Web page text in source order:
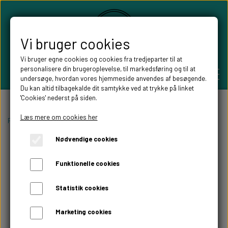
PERSONLIGE GAVER
BRYLLUPS GAVER
DÅBSGAVER/ NAVNGIVNING
SKILTE TIL FESTEN
WILLOW TREE FIGURER
WILLOW TREE BRYLLUPS FIGURER
Forside pote med navn
Vi bruger cookies
Vi bruger egne cookies og cookies fra tredjeparter til at
personalisere din brugeroplevelse, til markedsføring og til at
undersøge, hvordan vores hjemmeside anvendes af besøgende.
Du kan altid tilbagekalde dit samtykke ved at trykke på linket
'Cookies' nederst på siden.
Læs mere om cookies her
Nødvendige cookies
Funktionelle cookies
Statistik cookies
Marketing cookies